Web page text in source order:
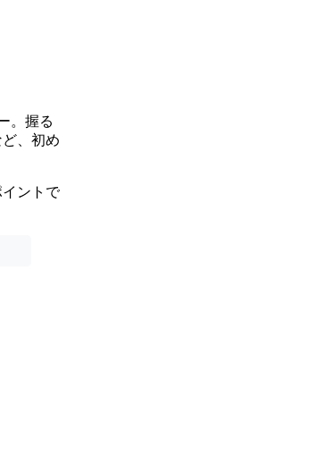
。握る
、初め
ントで